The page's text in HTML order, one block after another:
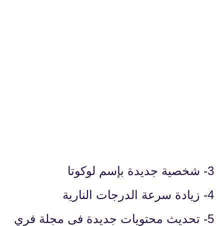
3- شخصية جديدة بإسم لوكوتا
4- زيادة سرعة الدرجات النارية
5- تحديث محتويات جديدة فى مجلة فري